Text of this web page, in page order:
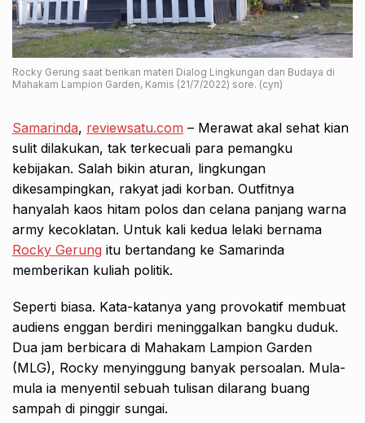
Rocky Gerung saat berikan materi Dialog Lingkungan dan Budaya di
Mahakam Lampion Garden, Kamis (21/7/2022) sore. (cyn)
Samarinda, reviewsatu.com – Merawat akal sehat kian
sulit dilakukan, tak terkecuali para pemangku
kebijakan. Salah bikin aturan, lingkungan
dikesampingkan, rakyat jadi korban. Outfitnya
hanyalah kaos hitam polos dan celana panjang warna
army kecoklatan. Untuk kali kedua lelaki bernama
Rocky Gerung itu bertandang ke Samarinda
memberikan kuliah politik.
Seperti biasa. Kata-katanya yang provokatif membuat
audiens enggan berdiri meninggalkan bangku duduk.
Dua jam berbicara di Mahakam Lampion Garden
(MLG), Rocky menyinggung banyak persoalan. Mula-
mula ia menyentil sebuah tulisan dilarang buang
sampah di pinggir sungai.